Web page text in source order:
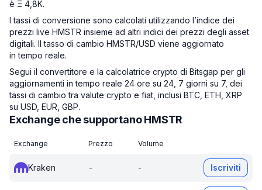
è Ξ 4,8K.
I tassi di conversione sono calcolati utilizzando l’indice dei
prezzi live HMSTR insieme ad altri indici dei prezzi degli asset
digitali. Il tasso di cambio HMSTR/USD viene aggiornato
in tempo reale.
Segui il convertitore e la calcolatrice crypto di Bitsgap per gli
aggiornamenti in tempo reale 24 ore su 24, 7 giorni su 7, dei
tassi di cambio tra valute crypto e fiat, inclusi BTC, ETH, XRP
su USD, EUR, GBP.
Exchange che supportano HMSTR
Exchange Prezzo Volume
Kraken - - Iscriviti